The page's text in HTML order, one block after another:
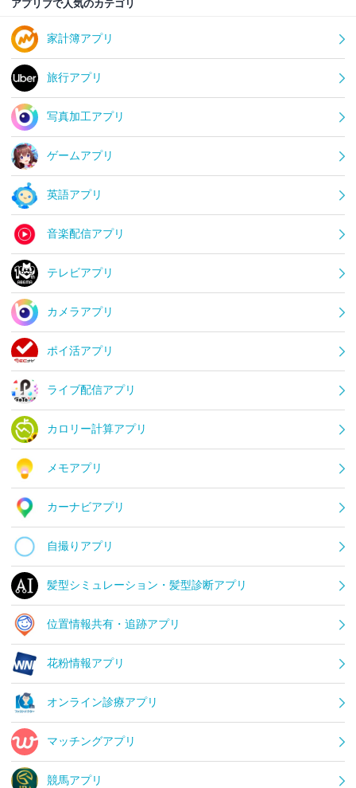
アプリブで人気のカテゴリ
家計簿アプリ
旅行アプリ
写真加工アプリ
ゲームアプリ
英語アプリ
音楽配信アプリ
テレビアプリ
カメラアプリ
ポイ活アプリ
ライブ配信アプリ
カロリー計算アプリ
メモアプリ
カーナビアプリ
自撮りアプリ
髪型シミュレーション・髪型診断アプリ
位置情報共有・追跡アプリ
花粉情報アプリ
オンライン診療アプリ
マッチングアプリ
競馬アプリ